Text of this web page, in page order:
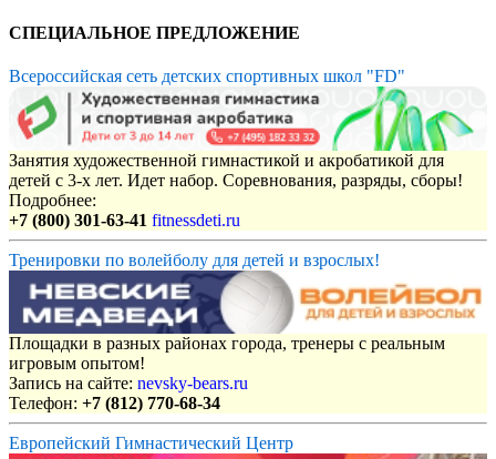
СПЕЦИАЛЬНОЕ ПРЕДЛОЖЕНИЕ
Всероссийская сеть детских спортивных школ "FD"
Занятия художественной гимнастикой и акробатикой для
детей с 3-х лет. Идет набор. Соревнования, разряды, сборы!
Подробнее:
+7 (800) 301-63-41 fitnessdeti.ru
Тренировки по волейболу для детей и взрослых!
Площадки в разных районах города, тренеры с реальным
игровым опытом!
Запись на сайте: nevsky-bears.ru
Телефон: +7 (812) 770-68-34
Европейский Гимнастический Центр